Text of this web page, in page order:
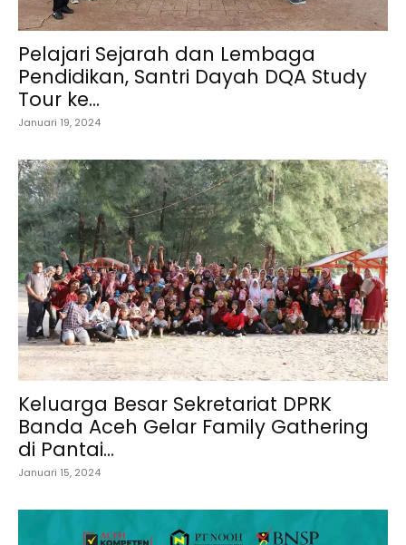
Pelajari Sejarah dan Lembaga
Pendidikan, Santri Dayah DQA Study
Tour ke...
Januari 19, 2024
Keluarga Besar Sekretariat DPRK
Banda Aceh Gelar Family Gathering
di Pantai...
Januari 15, 2024